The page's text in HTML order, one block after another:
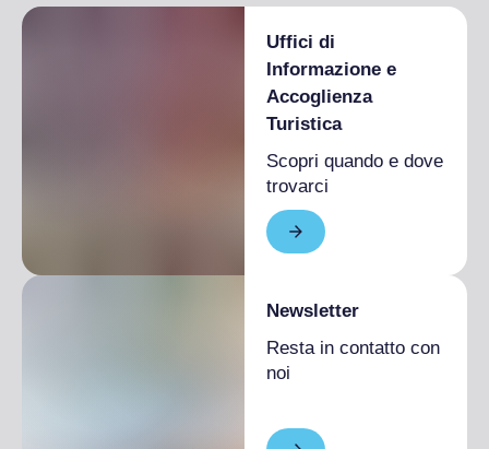
Uffici di
Informazione e
Accoglienza
Turistica
Scopri quando e dove
trovarci
Newsletter
Resta in contatto con
noi